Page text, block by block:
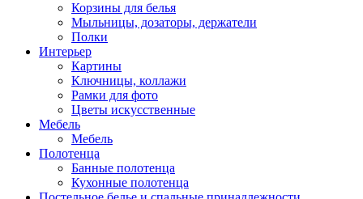
Корзины для белья
Мыльницы, дозаторы, держатели
Полки
Интерьер
Картины
Ключницы, коллажи
Рамки для фото
Цветы искусственные
Мебель
Мебель
Полотенца
Банные полотенца
Кухонные полотенца